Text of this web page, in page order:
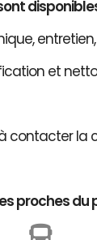
et
contacter la
proches du